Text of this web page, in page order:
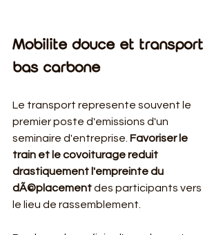
Mobilite douce et transport
bas carbone
Le transport represente souvent le
premier poste d'emissions d'un
seminaire d'entreprise. Favoriser le
train et le covoiturage reduit
drastiquement l'empreinte du
dÃ©placement des participants vers
le lieu de rassemblement.